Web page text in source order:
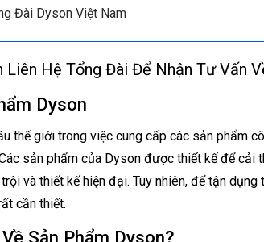
Đài Dyson Việt Nam
Liên Hệ Tổng Đài Để Nhận Tư Vấn
Dyson
thế giới trong việc cung cấp các sản phẩm
sản phẩm của Dyson được thiết kế để
và thiết kế hiện đại. Tuy nhiên, để tận
cần thiết.
Sản Phẩm Dyson?